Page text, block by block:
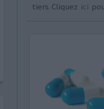
tiers. Cliquez ici